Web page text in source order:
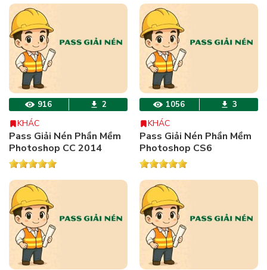
916 2
KHÁC
Pass Giải Nén Phần Mềm
Photoshop CC 2014
1056 3
KHÁC
Pass Giải Nén Phần Mềm
Photoshop CS6